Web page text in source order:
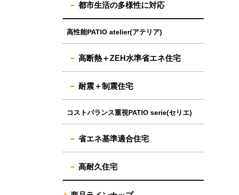
都市生活の多様性に対応
高性能PATIO atelier(アテリア)
高断熱＋ZEH水準省エネ住宅
耐震＋制震住宅
コストバランス重視PATIO serie(セリエ)
省エネ基準適合住宅
高耐久住宅